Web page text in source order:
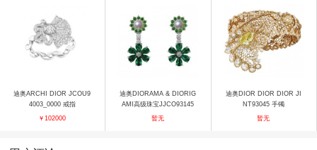
迪奥ARCHI DIOR JCOU9
4003_0000 戒指
￥102000
迪奥DIORAMA & DIORIG
AMI高级珠宝JJCO93145
耳饰
暂无
迪奥DIOR DIOR DIOR JI
NT93045 手镯
暂无